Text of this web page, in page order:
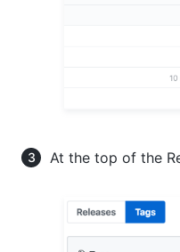
At the top of the